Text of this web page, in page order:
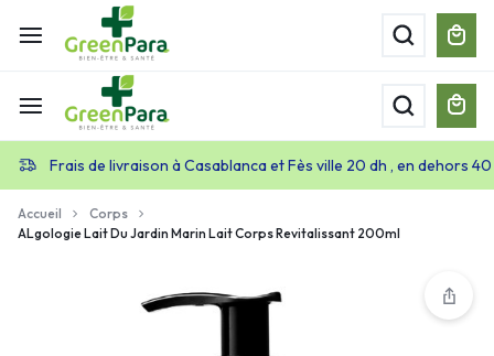
Frais de livraison à Casablanca et Fès ville 20 dh , en dehors
Accueil
Corps
ALgologie Lait Du Jardin Marin Lait Corps Revitalissant 200ml